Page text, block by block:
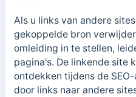
Als u links van andere
gekoppelde bron
omleiding in te stellen,
pagina's. De linkende site
ontdekken tijdens de
door links naar andere